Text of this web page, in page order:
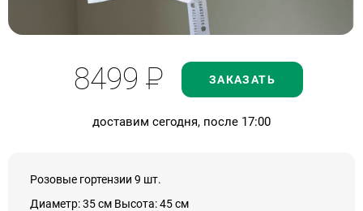
8499Р ЗАКАЗАТЬ
доставим сегодня, после 17:00
Розовые гортензии 9 шт.
Диаметр: 35 см Высота: 45 см